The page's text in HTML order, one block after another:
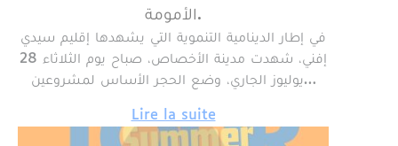
الأمومة.
في إطار الدينامية التنموية التي يشهدها إقليم سيدي
إفني، شهدت مدينة الأخصاص، صباح يوم الثلاثاء 28
يوليوز الجاري، وضع الحجر الأساس لمشروعين…
Lire la suite